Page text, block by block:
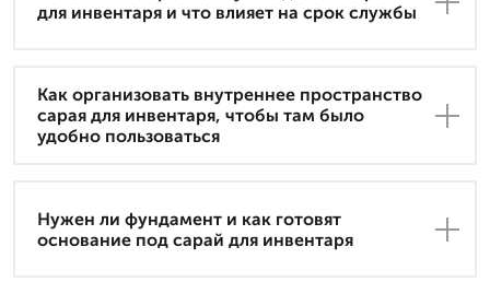
для инвентаря и что влияет на срок службы
Как организовать внутреннее пространство
сарая для инвентаря, чтобы там было
удобно пользоваться
Нужен ли фундамент и как готовят
основание под сарай для инвентаря